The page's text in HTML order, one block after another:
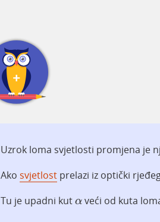
Uzrok loma svjetlosti promjena je
Ako svjetlostprelazi iz optički
Tu je upadni kut α
αveći od kuta